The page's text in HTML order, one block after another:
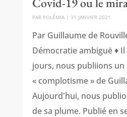
PAR POLÉMIA| 31 JANVIER 2021
Par Guillaume de
Démocratie ambiguë ♦
jours, nous publiions
« complotisme » de
Aujourd'hui, nous
de sa plume. Publié en